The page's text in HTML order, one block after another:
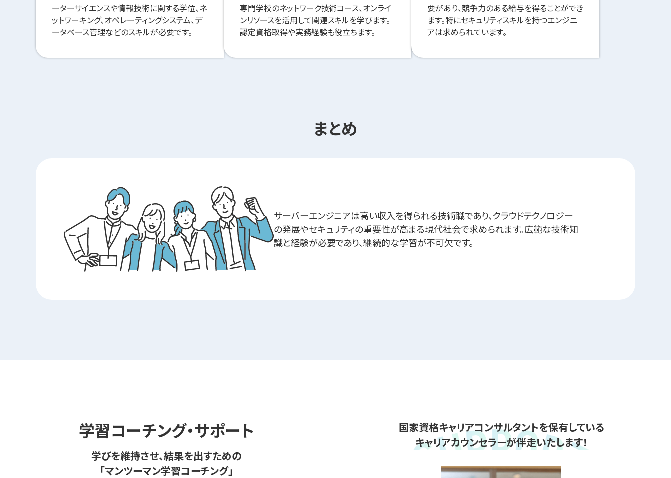
ーターサイエンスや情報技術に関する学位、ネ
ットワーキング、オペレーティングシステム、デ
ータベース管理などのスキルが必要です。
専門学校のネットワーク技術コース、オンライ
ンリソースを活用して関連スキルを学びます。
認定資格取得や実務経験も役立ちます。
要があり、競争力のある給与を得ることができ
ます。特にセキュリティスキルを持つエンジニ
アは求められています。
まとめ
サーバーエンジニアは高い収入を得られる技術職であり、クラウドテクノロジー
の発展やセキュリティの重要性が高まる現代社会で求められます。広範な技術知
識と経験が必要であり、継続的な学習が不可欠です。
学習コーチング・サポート
学びを維持させ、結果を出すための
「マンツーマン学習コーチング」
国家資格キャリアコンサルタントを保有している
キャリアカウンセラーが伴走いたします！